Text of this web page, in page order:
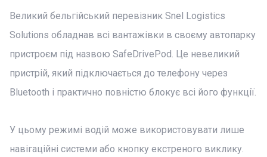
Великий бельгійський перевізник Snel Logistics
Solutions обладнав всі вантажівки в своєму автопарку
пристроєм під назвою SafeDrivePod. Це невеликий
пристрій, який підключається до телефону через
Bluetooth і практично повністю блокує всі його функції.
У цьому режимі водій може використовувати лише
навігаційні системи або кнопку екстреного виклику.